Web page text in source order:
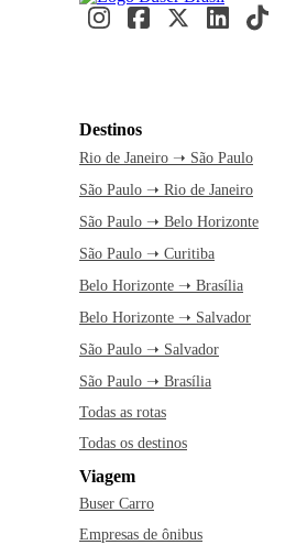
Destinos
Rio de Janeiro ➝ São Paulo
São Paulo ➝ Rio de Janeiro
São Paulo ➝ Belo Horizonte
São Paulo ➝ Curitiba
Belo Horizonte ➝ Brasília
Belo Horizonte ➝ Salvador
São Paulo ➝ Salvador
São Paulo ➝ Brasília
Todas as rotas
Todas os destinos
Viagem
Buser Carro
Empresas de ônibus